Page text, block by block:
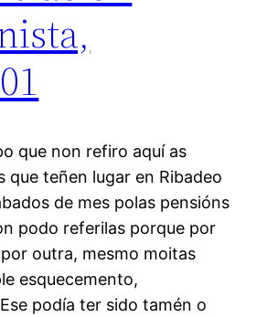
que non refiro aquí as
que teñen lugar en Ribadeo
de mes polas pensións
podo referilas porque por
outra, mesmo moitas
esquecemento,
podía ter sido tamén o